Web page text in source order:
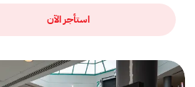
استأجر الآن